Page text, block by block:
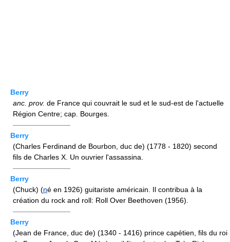
Berry
anc. prov. de France qui couvrait le sud et le sud-est de l'actuelle
Région Centre; cap. Bourges.
————————
Berry
(Charles Ferdinand de Bourbon, duc de) (1778 - 1820) second
fils de Charles X. Un ouvrier l'assassina.
————————
Berry
(Chuck) (né en 1926) guitariste américain. Il contribua à la
création du rock and roll: Roll Over Beethoven (1956).
————————
Berry
(Jean de France, duc de) (1340 - 1416) prince capétien, fils du roi